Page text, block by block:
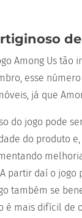
Among Us tão
esse
já que
do jogo pode
do produto
partir daí o jogo
também se
é mais difícil de